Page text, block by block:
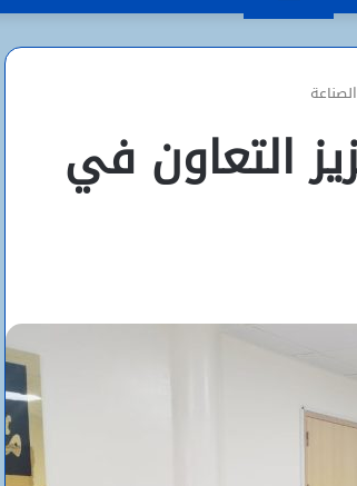
التعاون في